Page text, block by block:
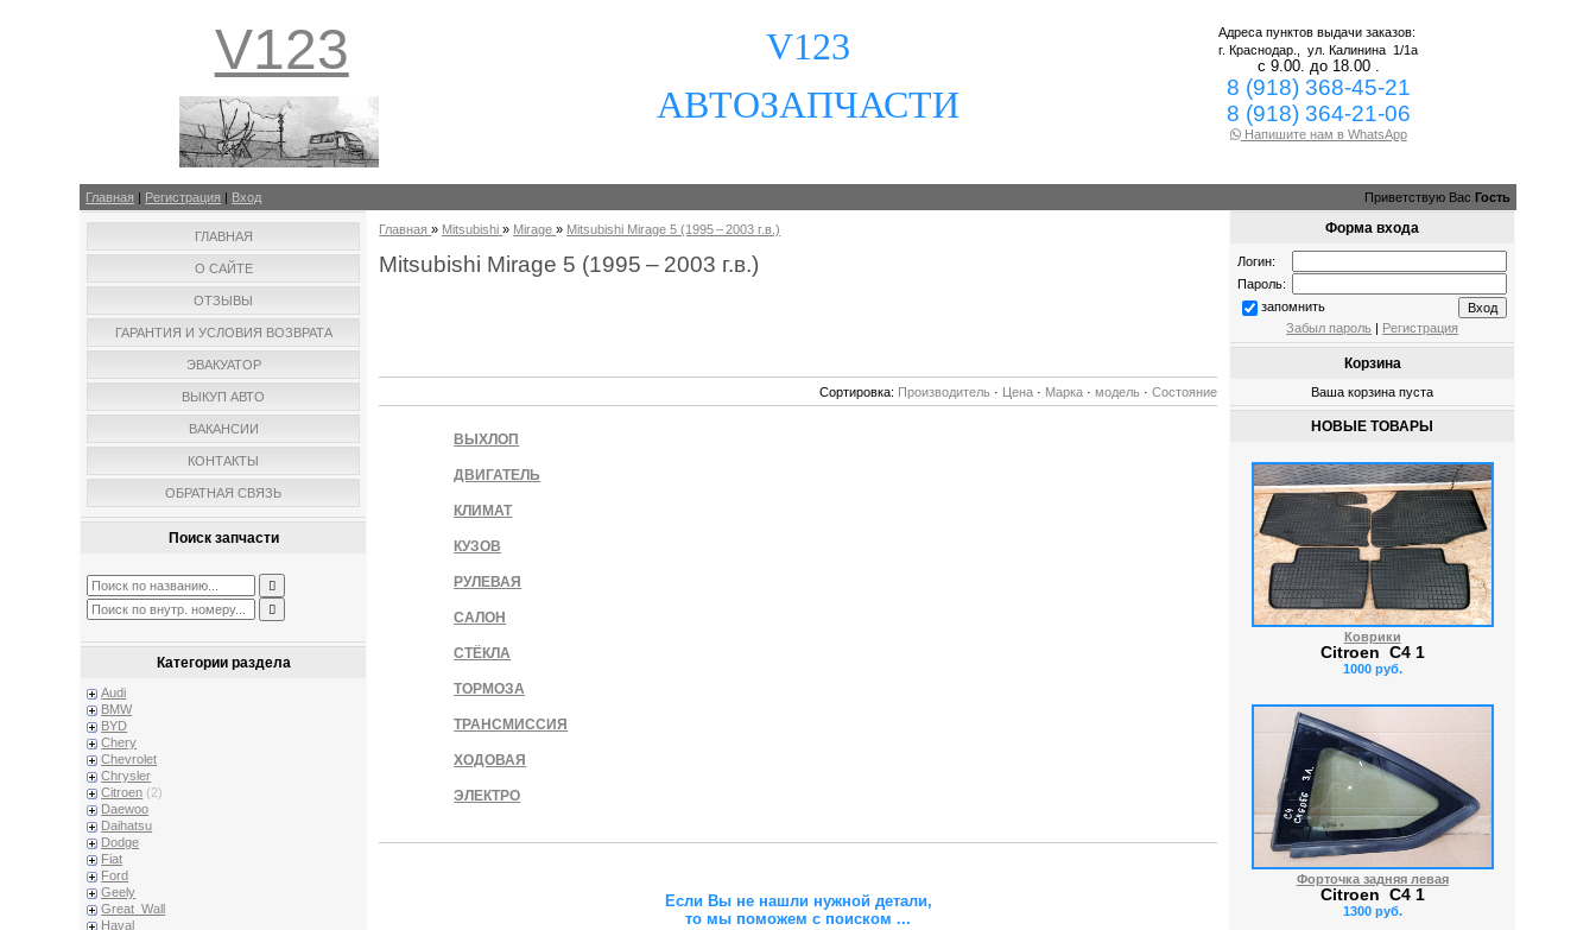
V123
V123
АВТОЗАПЧАСТИ
Адреса пунктов выдачи заказов:
г. Краснодар.,ул. Калинина 1/1а
с 9.00. до 18.00 .
8 (918) 368-45-21
8 (918) 364-21-06
Напишите нам в WhatsApp
Главная | Регистрация | Вход Приветствую Вас Гость
ГЛАВНАЯ
О САЙТЕ
ОТЗЫВЫ
ГАРАНТИЯ И УСЛОВИЯ ВОЗВРАТА
ЭВАКУАТОР
ВЫКУП АВТО
ВАКАНСИИ
КОНТАКТЫ
ОБРАТНАЯ СВЯЗЬ
Поиск запчасти
Категории раздела
Audi
BMW
BYD
Chery
Chevrolet
Chrysler
Citroen (2)
Daewoo
Daihatsu
Dodge
Fiat
Ford
Geely
Great_Wall
Haval
Главная » Mitsubishi » Mirage » Mitsubishi Mirage 5 (1995 – 2003 г.в.)
Mitsubishi Mirage 5 (1995 – 2003 г.в.)
Сортировка: Производитель · Цена · Марка ·модель ·Состояние
ВЫХЛОП
ДВИГАТЕЛЬ
КЛИМАТ
КУЗОВ
РУЛЕВАЯ
САЛОН
СТЁКЛА
ТОРМОЗА
ТРАНСМИССИЯ
ХОДОВАЯ
ЭЛЕКТРО
Если Вы не нашли нужной детали,
то мы поможем с поиском...
Форма входа
Логин:
Пароль:
запомнить
Забыл пароль | Регистрация
Корзина
Ваша корзина пуста
НОВЫЕ ТОВАРЫ
Коврики
Citroen C4 1
1000 руб.
Форточка задняя левая
Citroen C4 1
1300 руб.